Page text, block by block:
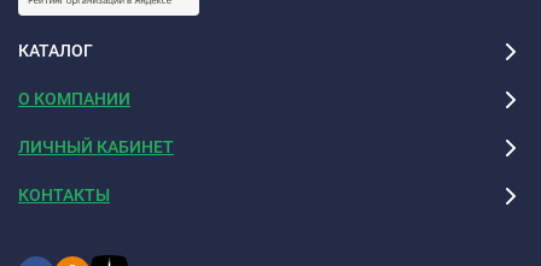
КАТАЛОГ
О КОМПАНИИ
ЛИЧНЫЙ КАБИНЕТ
КОНТАКТЫ